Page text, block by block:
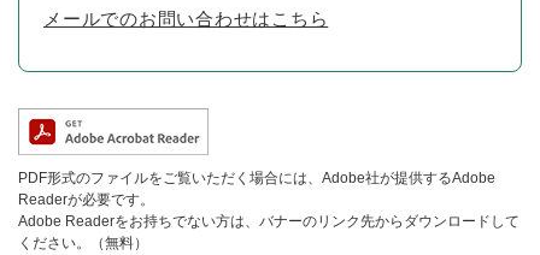
メールでのお問い合わせはこちら
PDF形式のファイルをご覧いただく場合には、Adobe社が提供するAdobe
Readerが必要です。
Adobe Readerをお持ちでない方は、バナーのリンク先からダウンロードして
ください。（無料）